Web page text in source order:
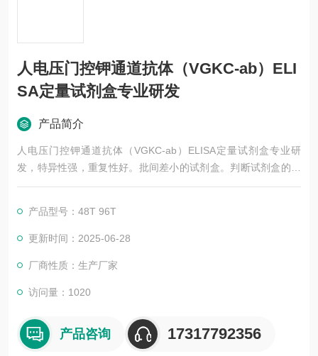
人电压门控钾通道抗体（VGKC-ab）ELI
SA定量试剂盒专业研发
产品简介
人电压门控钾通道抗体（VGKC-ab）ELISA定量试剂盒专业研
发，特异性强，重复性好。批间差小的试剂盒。判断试剂盒的好
与否，靠的不仅是广告，更应该是靠过硬的技术，稳定的质量，
程有技术指导，是各大高校和研究所合作品牌。期待合作共赢。
产品型号：48T 96T
更新时间：2025-06-28
厂商性质：生产厂家
访问量：1020
产品咨询 17317792356